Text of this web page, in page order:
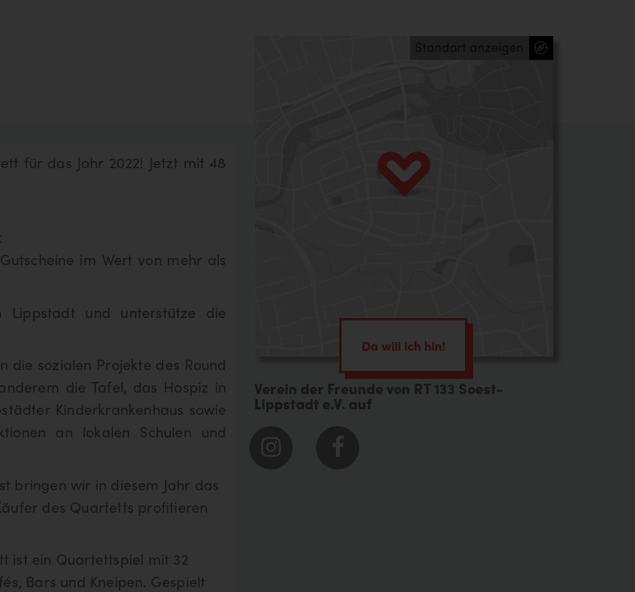
Alle Treffer anzeigen
für das Jahr 2022! Jetzt mit 48
im Wert von mehr als
Lippstadt und unterstütze die
sozialen Projekte des Round
die Tafel, das Hospiz in
Kinderkrankenhaus sowie
an lokalen Schulen und
bringen wir in diesem Jahr das
des Quartetts profitieren
ist ein Quartettspiel mit 32
Bars und Kneipen. Gespielt
Da will ich hin!
Verein der Freunde von RT 133 Soest-
Lippstadt e.V. auf